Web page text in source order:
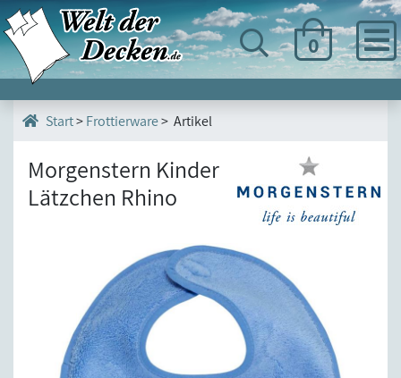
0
Start>Frottierware> Artikel
Morgenstern Kinder
Lätzchen Rhino